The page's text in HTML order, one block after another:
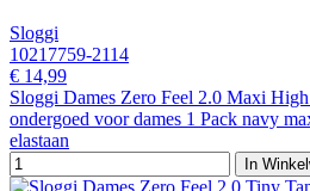
Sloggi
10217759-2114
€ 14,99
Sloggi Dames Zero Feel 2.0 Maxi
ondergoed voor dames 1 Pack navy
elastaan
In